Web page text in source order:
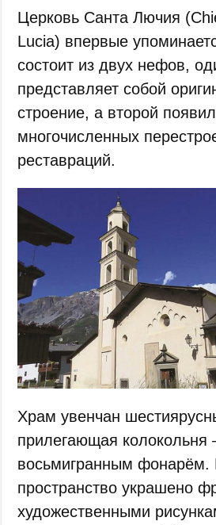
Церковь Санта Лючия
Lucia) впервые
состоит из двух нефов,
представляет собой
строение, а второй
многочисленных
реставраций.
Храм увенчан
прилегающая
восьмигранным фонарём.
пространство украшено
художественными